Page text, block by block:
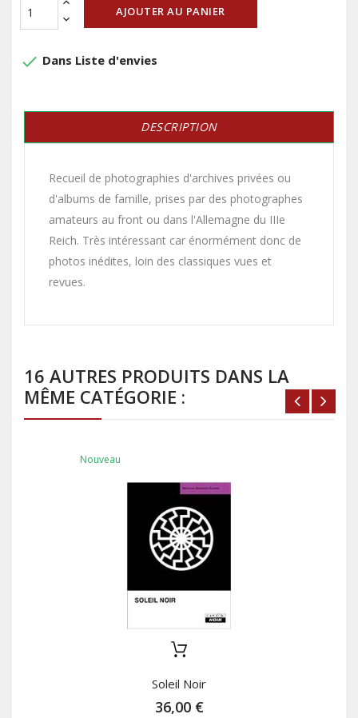
AJOUTER AU PANIER
done Dans Liste d'envies
DESCRIPTION
Recueil de photographies d'archives privées ou
d'albums de famille, prises par des photographes
amateurs au front ou dans l'Allemagne du IIIe
Reich. Très intéressant car énormément donc de
photos inédites, loin des classiques vues et
revues.
16 AUTRES PRODUITS DANS LA
MÊME CATÉGORIE :
Nouveau
Soleil Noir
36,00 €